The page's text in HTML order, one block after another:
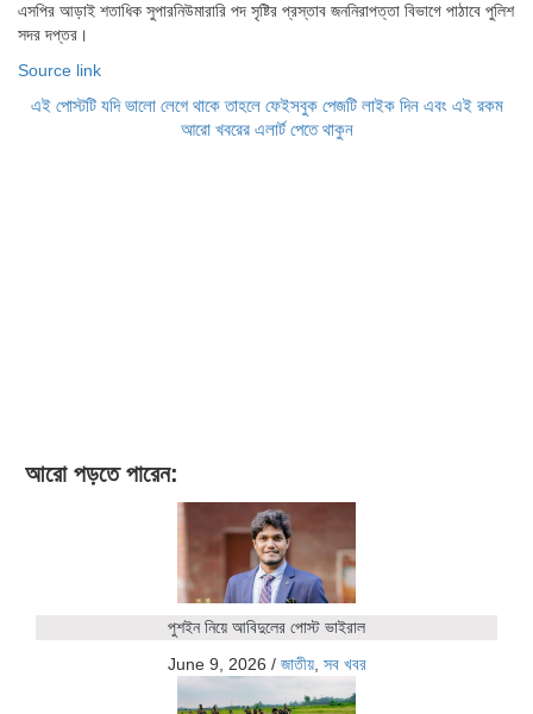
এসপির আড়াই শতাধিক সুপারনিউমারারি পদ সৃষ্টির প্রস্তাব জননিরাপত্তা বিভাগে পাঠাবে পুলিশ
সদর দপ্তর।
Source link
এই পোস্টটি যদি ভালো লেগে থাকে তাহলে ফেইসবুক পেজটি লাইক দিন এবং এই রকম
আরো খবরের এলার্ট পেতে থাকুন
আরো পড়তে পারেন:
পুশইন নিয়ে আবিদুলের পোস্ট ভাইরাল
June 9, 2026 / জাতীয়, সব খবর